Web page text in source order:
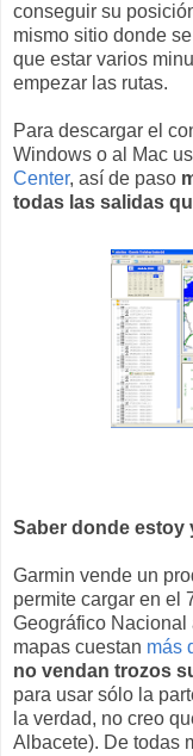
conseguir su
mismo sitio donde
que estar varios
empezar las rutas.
Para descargar el
Windows o al Mac
Center, así de paso
todas las salidas
Saber donde estoy
Garmin vende un
permite cargar en el
Geográfico Nacional
mapas cuestan más
no vendan trozos
para usar sólo la
la verdad, no creo
Albacete). De todas